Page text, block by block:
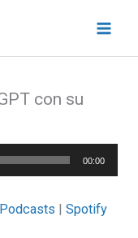
con su
00:00
|Spotify